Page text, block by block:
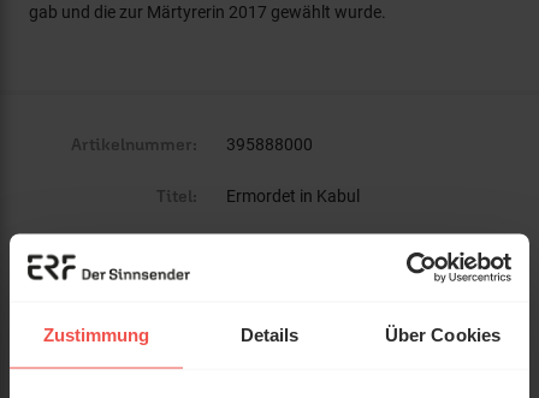
Zustimmung Details Über Cookies
gab und die zur Märtyrerin 2017 gewählt wurde.
Artikelnummer: 395888000
Titel: Ermordet in Kabul
Vom Leben, Glauben und Kämpfen
Verlag: